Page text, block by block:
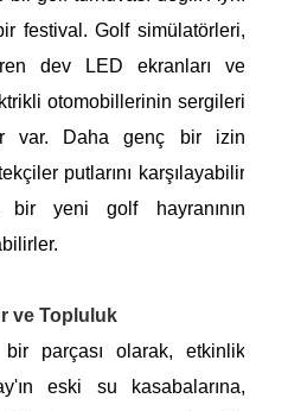
festival. Golf simülatörleri,
dev LED ekranları ve
otomobillerinin sergileri
var. Daha genç bir izin
putlarını karşılayabilir
bir yeni golf hayranının
ve Topluluk
bir parçası olarak, etkinlik
eski su kasabalarına,